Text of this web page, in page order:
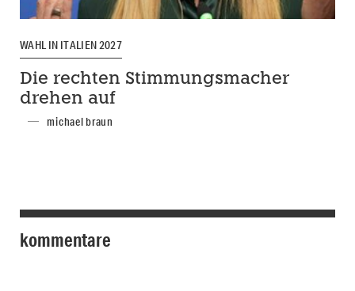
WAHL IN ITALIEN 2027
Die rechten Stimmungsmacher
drehen auf
michael braun
kommentare